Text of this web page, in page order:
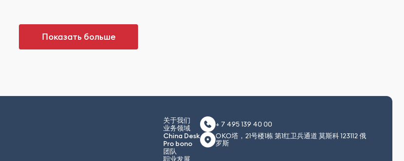
Показать больше
关于我们
业务领域
China Desk
Pro bono
团队
职业发展
+ 7 495 139 40 00
OKO塔，21号楼1栋 第1红卫兵通道 莫斯科 123112 俄
罗斯